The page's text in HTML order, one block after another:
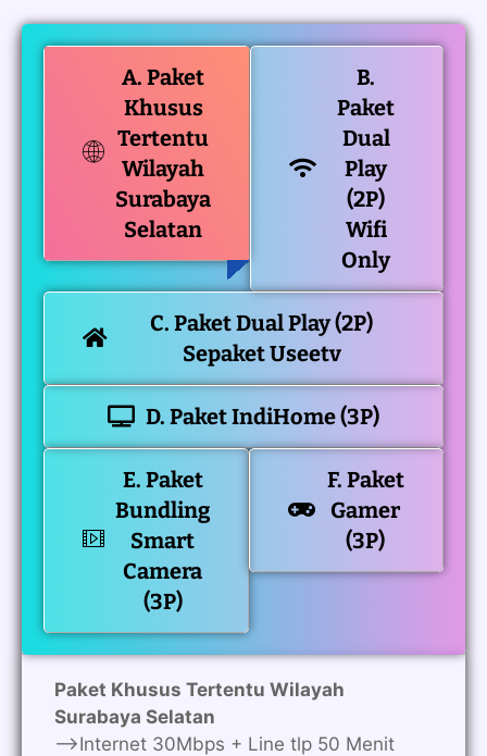
A. Paket
Khusus
Tertentu
Wilayah
Surabaya
Selatan
B.
Paket
Dual
Play
(2P)
Wifi
Only
C. Paket Dual Play (2P)
Sepaket Useetv
D. Paket IndiHome (3P)
E. Paket
Bundling
Smart
Camera
(3P)
F. Paket
Gamer
(3P)
Paket Khusus Tertentu Wilayah
Surabaya Selatan
—>Internet 30Mbps + Line tlp 50 Menit